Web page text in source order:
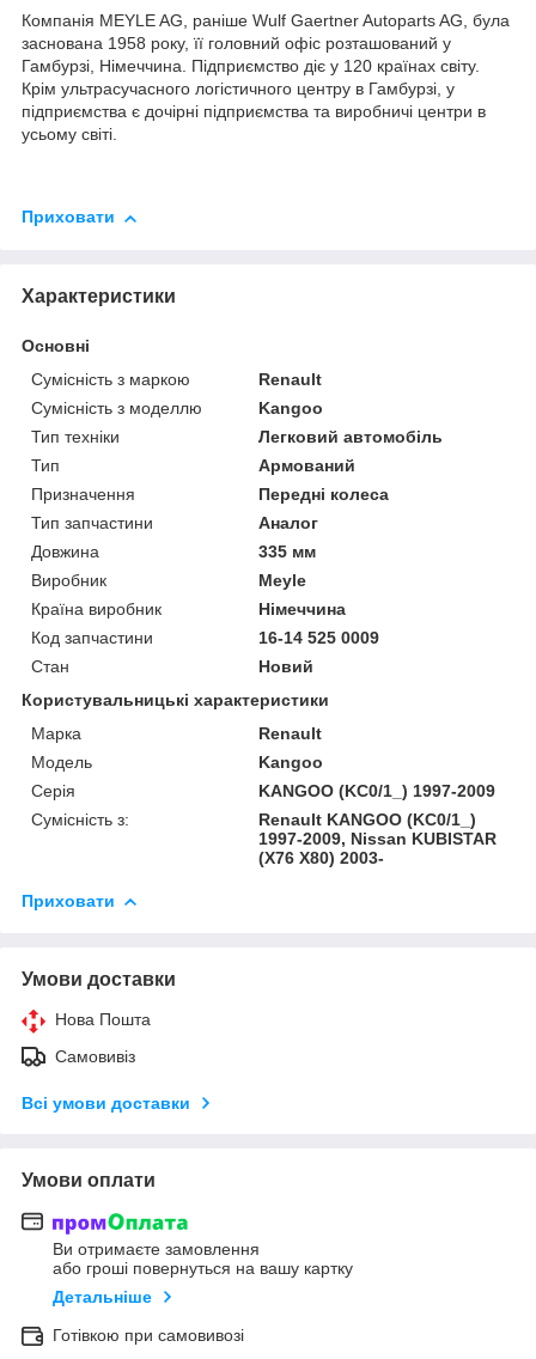
Компанія MEYLE AG, раніше Wulf Gaertner Autoparts AG, була
заснована 1958 року, її головний офіс розташований у
Гамбурзі, Німеччина. Підприємство діє у 120 країнах світу.
Крім ультрасучасного логістичного центру в Гамбурзі, у
підприємства є дочірні підприємства та виробничі центри в
усьому світі.
Приховати
Характеристики
Основні
Сумісність з маркою
Renault
Сумісність з моделлю
Kangoo
Тип техніки
Легковий автомобіль
Тип
Армований
Призначення
Передні колеса
Тип запчастини
Аналог
Довжина
335 мм
Виробник
Meyle
Країна виробник
Німеччина
Код запчастини
16-14 525 0009
Стан
Новий
Користувальницькі характеристики
Марка
Renault
Модель
Kangoo
Серія
KANGOO (KC0/1_) 1997-2009
Сумісність з:
Renault KANGOO (KC0/1_)
1997-2009, Nissan KUBISTAR
(X76 X80) 2003-
Приховати
Умови доставки
Нова Пошта
Самовивіз
Всі умови доставки
Умови оплати
Ви отримаєте замовлення
або гроші повернуться на вашу картку
Детальніше
Готівкою при самовивозі